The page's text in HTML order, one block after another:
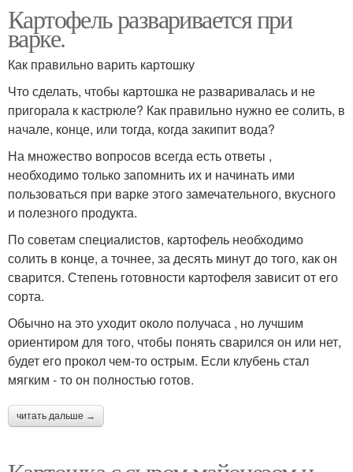
Картофель разваривается при
варке.
Как правильно варить картошку
Что сделать, чтобы картошка не разваривалась и не
пригорала к кастрюле? Как правильно нужно ее солить, в
начале, конце, или тогда, когда закипит вода?
На множество вопросов всегда есть ответы ,
необходимо только запомнить их и начинать ими
пользоваться при варке этого замечательного, вкусного
и полезного продукта.
По советам специалистов, картофель необходимо
солить в конце, а точнее, за десять минут до того, как он
сварится. Степень готовности картофеля зависит от его
сорта.
Обычно на это уходит около получаса , но лучшим
ориентиром для того, чтобы понять сварился он или нет,
будет его прокол чем-то острым. Если клубень стал
мягким - то он полностью готов.
читать дальше →